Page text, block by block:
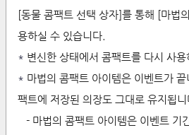
[동물 콤팩트 선택 상자]를 통해 [마법
용하실 수 있습니다.
* 변신한 상태에서 콤팩트를 다시 사
* 마법의 콤팩트 아이템은 이벤트가
팩트에 저장된 의장도 그대로 유지됩니
- 마법의 콤팩트 아이템은 이벤트 기